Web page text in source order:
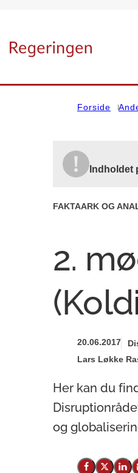
Forside
Indholdet
FAKTAARK OG
2.
20.06.2017
Lars Løkke
Her kan du
og
Del påDel på X
Del